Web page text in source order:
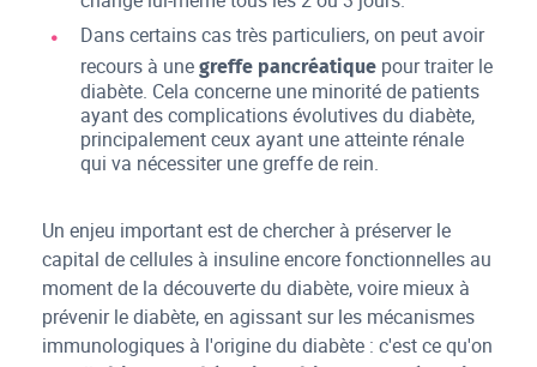
Dans certains cas très particuliers, on peut avoir
recours à unegreffe pancréatique pour traiter le
diabète. Cela concerne une minorité de patients
ayant des complications évolutives du diabète,
principalement ceux ayant une atteinte rénale
qui va nécessiter une greffe de rein.
Un enjeu important est de chercher à préserver le
capital de cellules à insuline encore fonctionnelles au
moment de la découverte du diabète, voire mieux à
prévenir le diabète, en agissant sur les mécanismes
immunologiques à l'origine du diabète : c'est ce qu'on